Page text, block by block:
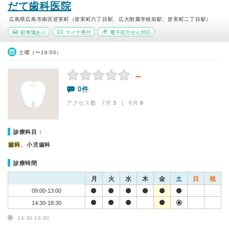
だて歯科医院
広島県広島市南区皆実町（皆実町六丁目駅、広大附属学校前駅、皆実町二丁目駅）
駐車場あり マイナ受付 電子処方せん対応
土曜（〜16:00）
－
0件
アクセス数 7月:3 | 6月:6
診療科目：
歯科、小児歯科
診療時間
月 火 水 木 金 土 日 祝
09:00-13:00
14:30-18:30
14:30-16:00